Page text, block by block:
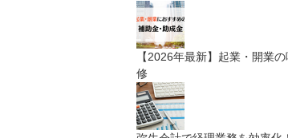
【2026年最新】起業・開業
修